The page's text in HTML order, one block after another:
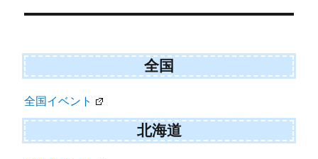
全国
全国イベント
北海道